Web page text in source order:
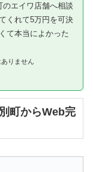
のエイワ店舗へ相談
くれて5万円を可決
て本当によかった
りません
町からWeb完